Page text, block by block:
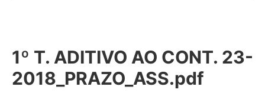
1º T. ADITIVO AO CONT. 23-
2018_PRAZO_ASS.pdf